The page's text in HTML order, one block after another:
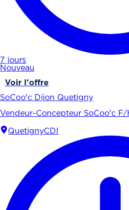
7 jours
Nouveau
Voir l'offre
SoCoo'c Dijon Quetigny
Vendeur-Concepteur SoCoo'c F/
QuetignyCDI